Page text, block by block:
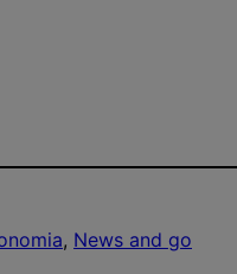
, News and go